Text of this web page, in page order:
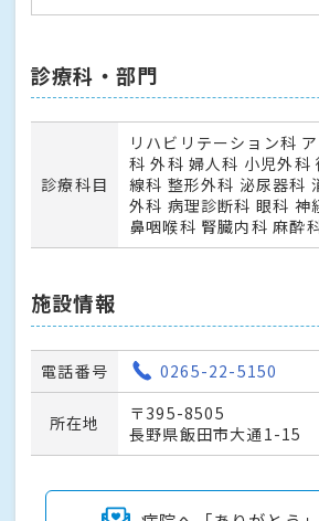
診療科・部門
診療科目
リハビリテーション科
科 外科 婦人科 小児外科
線科 整形外科 泌尿器科
外科 病理診断科 眼科 神
鼻咽喉科 腎臓内科 麻酔
施設情報
電話番号 0265-22-5150
所在地
〒395-8505
長野県飯田市大通1-15